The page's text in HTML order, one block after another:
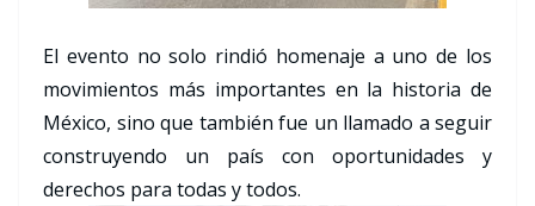
El evento no solo rindió homenaje a uno de los
movimientos más importantes en la historia de
México, sino que también fue un llamado a seguir
construyendo un país con oportunidades y
derechos para todas y todos.